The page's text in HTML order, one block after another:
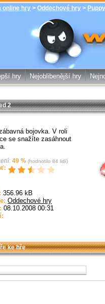
online hry > Oddechové hry >
Puppy Red 2
online hry
hry Nejoblibenější hry
2
bojovka. V roli
se snažíte zasáhnout
49 % (hodnotilo 84 lidí)
356.96 kB
Oddechové hry
08.10.2008 00:31
ke hře